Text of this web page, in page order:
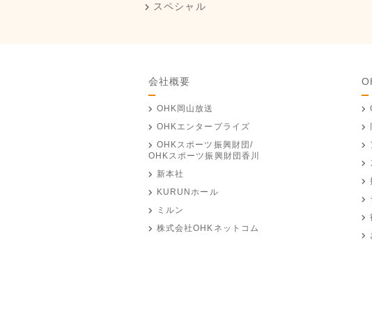
スペシャル
会社概要
OHK岡山放送
OHKエンタープライズ
OHKスポーツ振興財団/
OHKスポーツ振興財団香川
新本社
KURUNホール
ミルン
株式会社OHKネットコム